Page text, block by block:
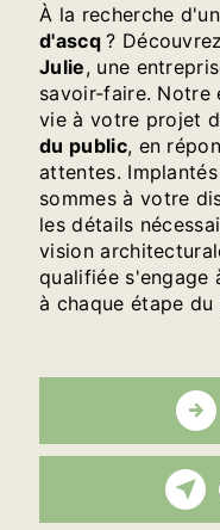
À la recherche
d'ascq?
Julie, une
savoir-faire. Notre
vie à votre projet
du public, en
attentes.
sommes à votre
les détails
vision
qualifiée s'engage
à chaque étape du